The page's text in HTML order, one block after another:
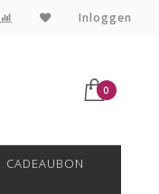
Inloggen
0
CADEAUBON